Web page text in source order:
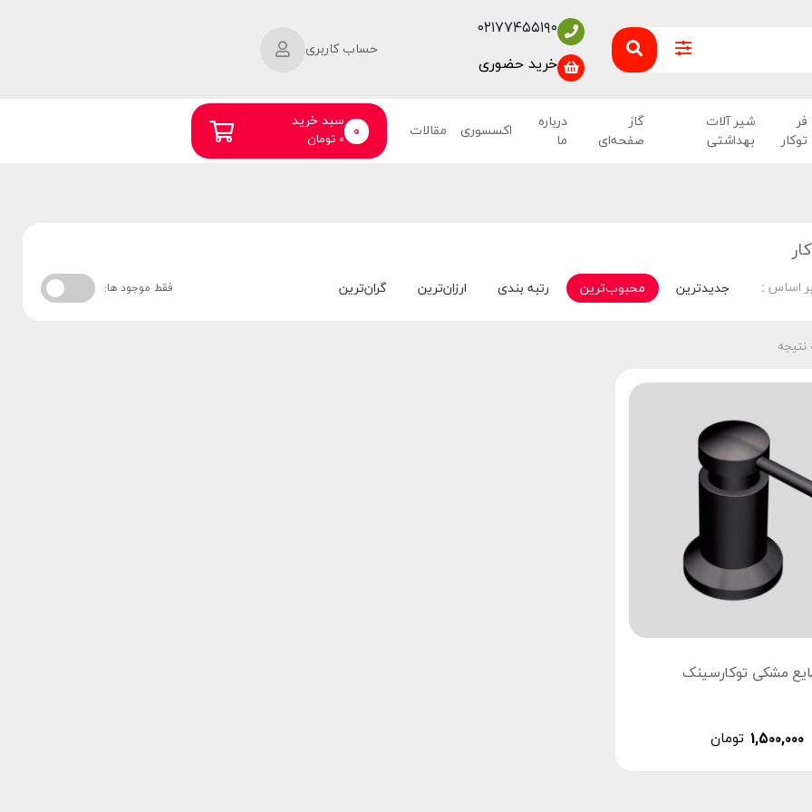
۰۲۱۷۷۴۵۵۱۹۰
خرید حضوری
حساب کاربری
فر
توکار
شیر آلات
بهداشتی
گاز
صفحه‌ای
درباره
ما
اکسسوری مقالات
سبد خرید
تومان 0
0
اساس : جدیدترین محبوب‌ترین رتبه بندی ارزان‌ترین گران‌ترین فقط موجود ها:
مشکی توکارسینک
تومان 1,500,000